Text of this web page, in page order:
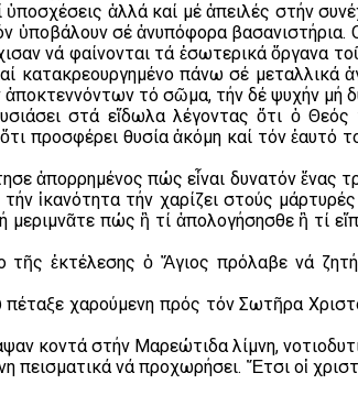
ἀλλά καί μέ ἀπειλές στήν
ὑποβάλουν σέ ἀνυπόφορα
νά φαίνονται τά ἐσωτερικά ὄργανα
πάνω σέ μεταλλικά
τό σῶμα, τήν δέ ψυχήν μή
στά εἴδωλα λέγοντας ὅτι ὁ
προσφέρει θυσία ἀκόμη καί τόν ἑαυτό
ἀπορρημένος πώς εἶναι δυνατόν ἕνας
ἱκανότητα τήν χαρίζει στούς
πώς ἢ τί ἀπολογήσησθε ἢ τί
ἐκτέλεσης ὁ Ἅγιος πρόλαβε νά
χαρούμενη πρός τόν Σωτῆρα
κοντά στήν Μαρεώτιδα λίμνη,
νά προχωρήσει. Ἔτσι οἱ